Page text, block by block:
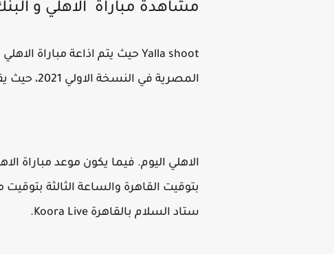
مشاهدة مباراة الاهلي و
المصرية في النسخة الاولي 2021، حيث يقوم بالتعليق علي اللقاء المعلق بلال علام كورة لايف.
الاهلي اليوم. فيما يكون موعد مباراة
ستاد السلام بالقاهرة Koora Live.